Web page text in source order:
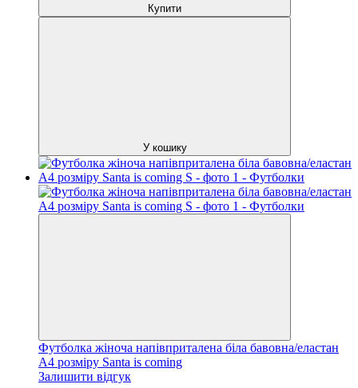
Купити
У кошику
Футболка жіноча напівприталена біла бавовна/еластан
А4 розміру Santa is coming
Залишити відгук